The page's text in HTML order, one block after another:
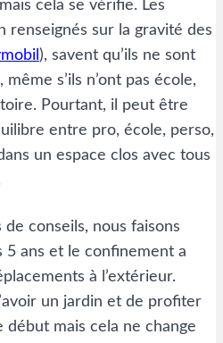
cela se vérifie. Les
renseignés sur la gravité des
), savent qu’ils ne sont
s’ils n’ont pas école,
Pourtant, il peut être
entre pro, école, perso,
un espace clos avec tous
conseils, nous faisons
5 ans et le confinement a
à l’extérieur.
un jardin et de profiter
début mais cela ne change